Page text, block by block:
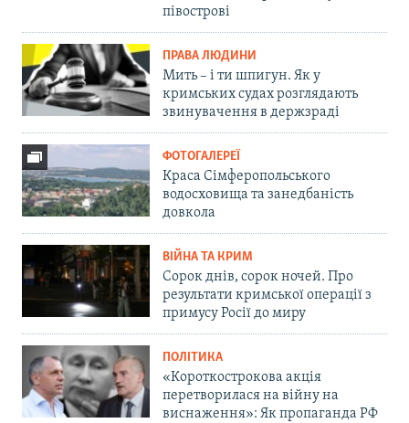
півострові
ПРАВА ЛЮДИНИ
Мить – і ти шпигун. Як у
кримських судах розглядають
звинувачення в держзраді
ФОТОГАЛЕРЕЇ
Краса Сімферопольського
водосховища та занедбаність
довкола
ВІЙНА ТА КРИМ
Сорок днів, сорок ночей. Про
результати кримської операції з
примусу Росії до миру
ПОЛІТИКА
«Короткострокова акція
перетворилася на війну на
виснаження»: Як пропаганда РФ